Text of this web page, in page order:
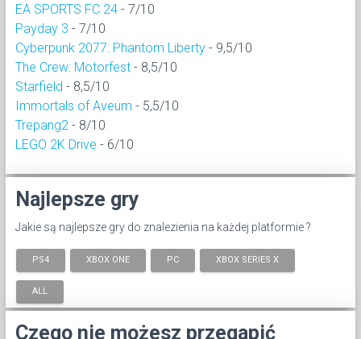
EA SPORTS FC 24 - 7/10
Payday 3 - 7/10
Cyberpunk 2077: Phantom Liberty - 9,5/10
The Crew: Motorfest - 8,5/10
Starfield - 8,5/10
Immortals of Aveum - 5,5/10
Trepang2 - 8/10
LEGO 2K Drive - 6/10
Najlepsze gry
Jakie są najlepsze gry do znalezienia na każdej platformie ?
PS4 XBOX ONE PC XBOX SERIES X
ALL
Czego nie możesz przegapić